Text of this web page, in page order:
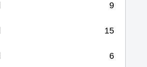
9
15
6